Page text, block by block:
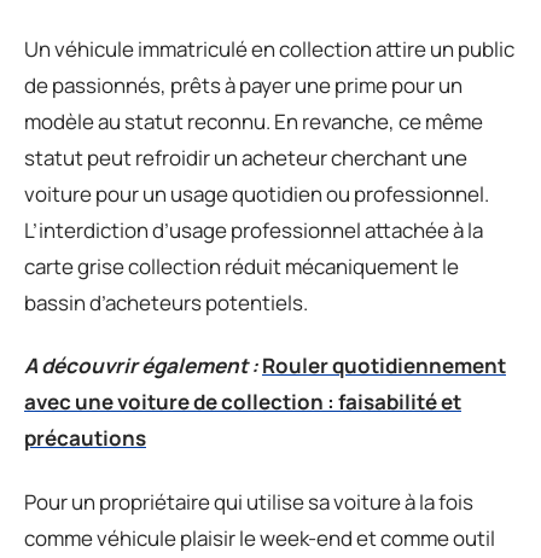
Un véhicule immatriculé en collection attire un public
de passionnés, prêts à payer une prime pour un
modèle au statut reconnu. En revanche, ce même
statut peut refroidir un acheteur cherchant une
voiture pour un usage quotidien ou professionnel.
L’interdiction d’usage professionnel attachée à la
carte grise collection réduit mécaniquement le
bassin d’acheteurs potentiels.
A découvrir également :Rouler quotidiennement
avec une voiture de collection : faisabilité et
précautions
Pour un propriétaire qui utilise sa voiture à la fois
comme véhicule plaisir le week-end et comme outil